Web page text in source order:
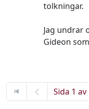
tolkningar.
Jag undrar
Gideon
Sida 1 av